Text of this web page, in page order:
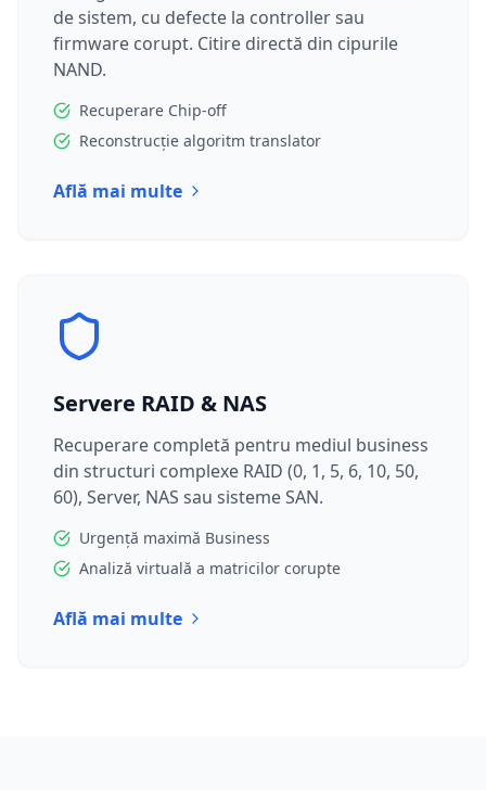
de sistem, cu defecte la controller sau
firmware corupt. Citire directă din cipurile
NAND.
Recuperare Chip-off
Reconstrucție algoritm translator
Află mai multe
Servere RAID & NAS
Recuperare completă pentru mediul business
din structuri complexe RAID (0, 1, 5, 6, 10, 50,
60), Server, NAS sau sisteme SAN.
Urgență maximă Business
Analiză virtuală a matricilor corupte
Află mai multe